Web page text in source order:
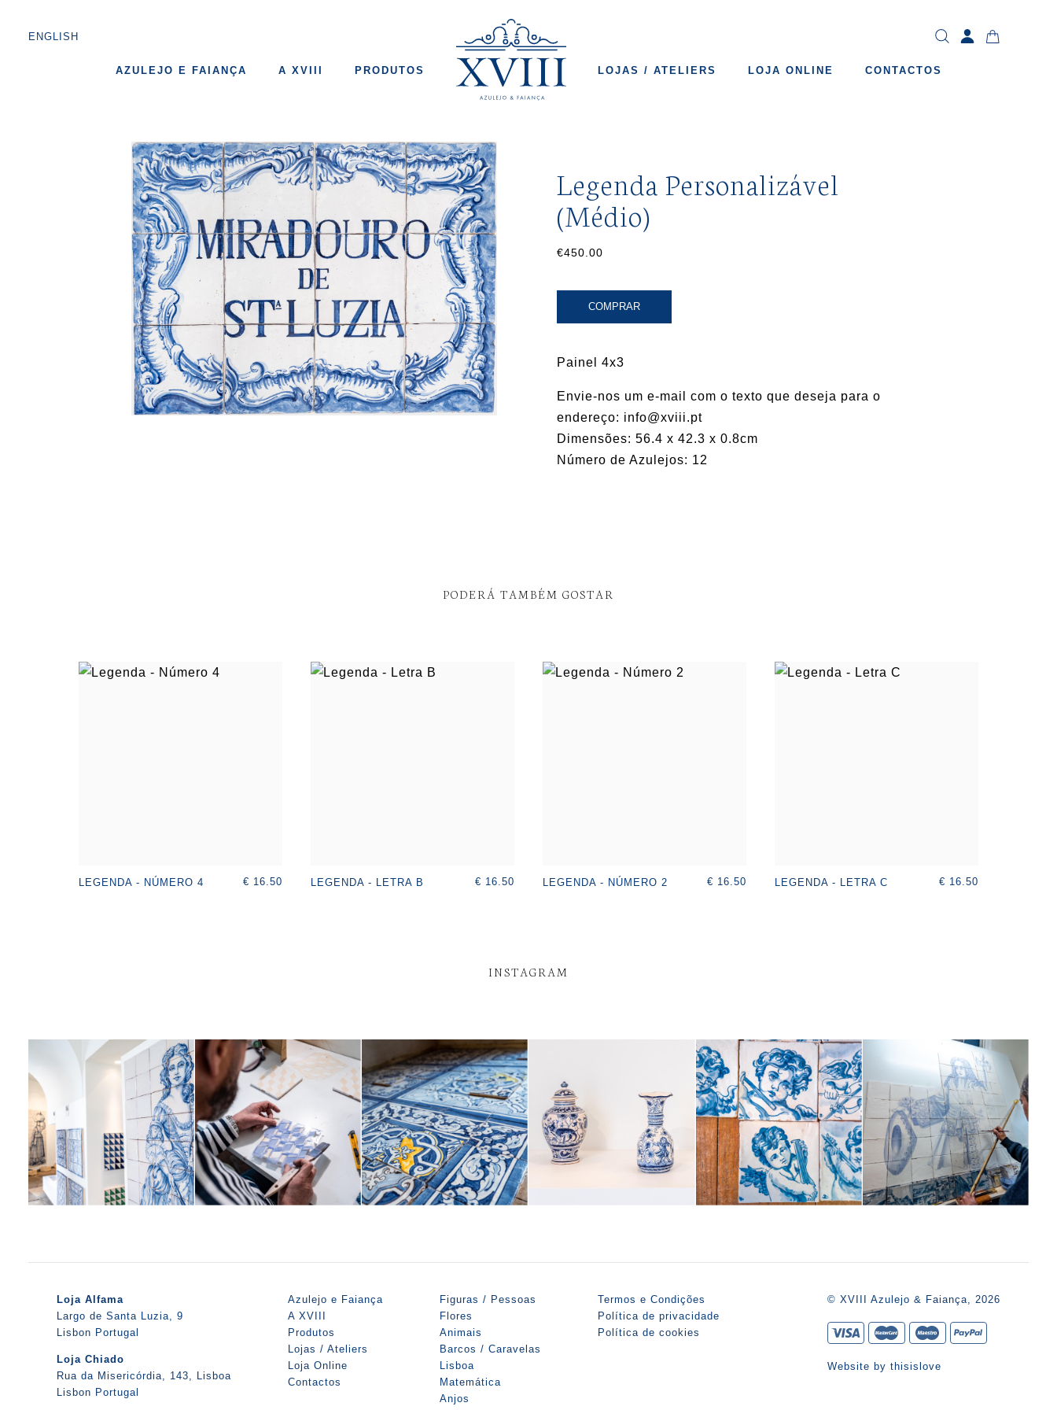
ENGLISH
AZULEJO E FAIANÇA A XVIII PRODUTOS LOJAS / ATELIERS LOJA ONLINE CONTACTOS
Legenda Personalizável
(Médio)
€450.00
COMPRAR
Painel 4x3
Envie-nos um e-mail com o texto que deseja para o
endereço: info@xviii.pt
Dimensões: 56.4 x 42.3 x 0.8cm
Número de Azulejos: 12
PODERÁ TAMBÉM GOSTAR
LEGENDA - NÚMERO 4 € 16.50 LEGENDA - LETRA B € 16.50 LEGENDA - NÚMERO 2 € 16.50 LEGENDA - LETRA C € 16.50
INSTAGRAM
Loja Alfama
Largo de Santa Luzia, 9
Lisbon Portugal
Loja Chiado
Rua da Misericórdia, 143, Lisboa
Lisbon Portugal
Azulejo e Faiança
A XVIII
Produtos
Lojas / Ateliers
Loja Online
Contactos
Figuras / Pessoas
Flores
Animais
Barcos / Caravelas
Lisboa
Matemática
Anjos
Termos e Condições
Política de privacidade
Política de cookies
© XVIII Azulejo & Faiança, 2026
Website by thisislove